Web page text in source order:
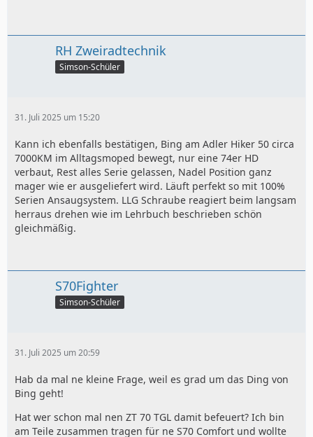
RH Zweiradtechnik
Simson-Schüler
31. Juli 2025 um 15:20
Kann ich ebenfalls bestätigen, Bing am Adler Hiker 50 circa
7000KM im Alltagsmoped bewegt, nur eine 74er HD
verbaut, Rest alles Serie gelassen, Nadel Position ganz
mager wie er ausgeliefert wird. Läuft perfekt so mit 100%
Serien Ansaugsystem. LLG Schraube reagiert beim langsam
herraus drehen wie im Lehrbuch beschrieben schön
gleichmäßig.
S70Fighter
Simson-Schüler
31. Juli 2025 um 20:59
Hab da mal ne kleine Frage, weil es grad um das Ding von
Bing geht!
Hat wer schon mal nen ZT 70 TGL damit befeuert? Ich bin
am Teile zusammen tragen für ne S70 Comfort und wollte